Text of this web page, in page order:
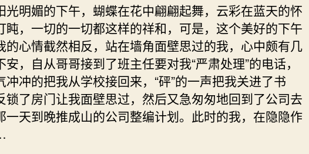
光明媚的下午，蝴蝶在花中翩翩起舞，云彩在蓝天的怀
盹，一切的一切都这样的祥和，可是，这个美好的下午
的心情截然相反，站在墙角面壁思过的我，心中颇有几
安，自从哥哥接到了班主任要对我“严肃处理”的电话，
冲冲的把我从学校接回来，“砰”的一声把我关进了书
锁了房门让我面壁思过，然后又急匆匆地回到了公司去
一天到晚推成山的公司整编计划。此时的我，在隐隐作